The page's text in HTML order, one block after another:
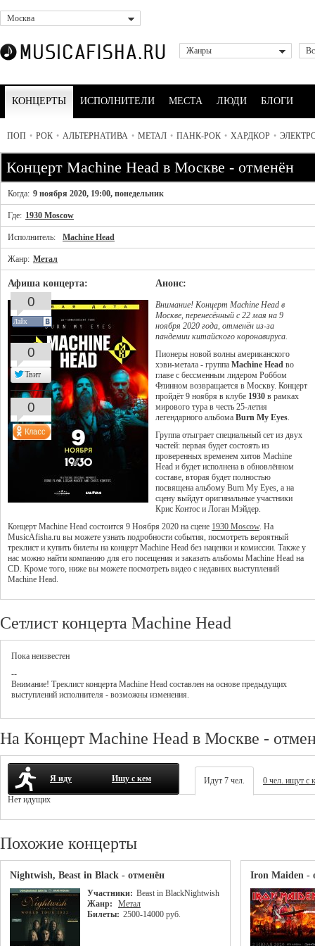
Москва
Жанры
КОНЦЕРТЫ ИСПОЛНИТЕЛИ МЕСТА ЛЮДИ БЛОГИ
ПОП • РОК • АЛЬТЕРНАТИВА • МЕТАЛ • ПАНК-РОК • ХАРДКОР •
Концерт Machine Head в Москве - отменён
Когда: 9 ноября 2020, 19:00, понедельник
Где: 1930 Moscow
Исполнитель: Machine Head
Жанр: Метал
Афиша концерта: Анонс:
Внимание! Концерт Machine Head в
Москве, перенесённый с 22 мая на 9
ноября 2020 года, отменён из-за
пандемии китайского коронавируса.
Пионеры новой волны американского
хэви-метала - группа Machine Head во
главе с бессменным лидером Роббом
Флинном возвращается в Москву. Концерт
пройдёт 9 ноября в клубе 1930 в рамках
мирового тура в честь 25-летия
легендарного альбома Burn My Eyes.
Группа отыграет специальный сет из двух
частей: первая будет состоять из
проверенных временем хитов Machine
Head и будет исполнена в обновлённом
составе, вторая будет полностью
посвящена альбому Burn My Eyes, а на
сцену выйдут оригинальные участники
Крис Контос и Логан Мэйдер.
Концерт Machine Head состоится 9 Ноября 2020 на сцене 1930 Moscow. На
MusicAfisha.ru вы можете узнать подробности события, посмотреть вероятный
треклист и купить билеты на концерт Machine Head без наценки и комиссии. Также у
нас можно найти компанию для его посещения и заказать альбомы Machine Head на
CD. Кроме того, ниже вы можете посмотреть видео с недавних выступлений
Machine Head.
Сетлист концерта Machine Head
Пока неизвестен
--
Внимание! Треклист концерта Machine Head составлен на основе предыдущих
выступлений исполнителя - возможны изменения.
На Концерт Machine Head в Москве -
Я иду Ищу с кем Идут 7 чел.
0 чел. ищут с
Нет идущих
Похожие концерты
Nightwish, Beast in Black - отменён
Участники: Beast in BlackNightwish
Жанр:
Метал
Билеты: 2500-14000 руб.
Iron Maiden -
0
Лайк
0
Твит
0